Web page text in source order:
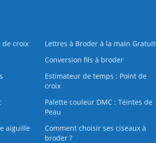
croix
Lettres à Broder à la main Gratuit
Conversion fils à broder
Estimateur de temps : Point de
croix
Palette couleur DMC : Teintes de
Peau
aiguille
Comment choisir ses ciseaux à
broder ?